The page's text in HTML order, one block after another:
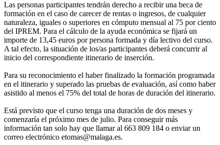
Las personas participantes tendrán derecho a recibir una beca de
formación en el caso de carecer de rentas o ingresos, de cualquier
naturaleza, iguales o superiores en cómputo mensual al 75 por ciento
del IPREM. Para el cálculo de la ayuda económica se fijará un
importe de 13,45 euros por persona formada y día lectivo del curso.
A tal efecto, la situación de los/as participantes deberá concurrir al
inicio del correspondiente itinerario de inserción.
Para su reconocimiento el haber finalizado la formación programada
en el itinerario y superado las pruebas de evaluación, así como haber
asistido al menos el 75% del total de horas de duración del itinerario.
Está previsto que el curso tenga una duración de dos meses y
comenzaría el próximo mes de julio. Para conseguir más
información tan solo hay que llamar al 663 809 184 o enviar un
correo electrónico etomas@malaga.es.